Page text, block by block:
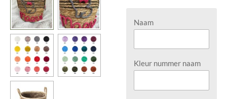
Naam
Kleur nummer naam